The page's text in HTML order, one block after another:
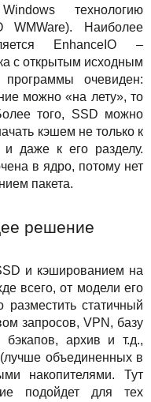
технологию
WMWare). Наиболее
EnhanceIO –
с открытым исходным
очевиден:
можно «на лету», то
того, SSD можно
кэшем не только к
и даже к его разделу.
в ядро, потому нет
пакета.
решение
и кэшированием на
всего, от модели его
статичный
запросов, VPN, базу
бэкапов, архив и т.д.,
объединенных в
накопителями. Тут
подойдет для тех